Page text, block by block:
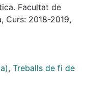
de cohesió
i
com a un segon
que, alhora,
cohesió lèxica.
Facultat de
Curs: 2018-2019,
, Treballs de fi de